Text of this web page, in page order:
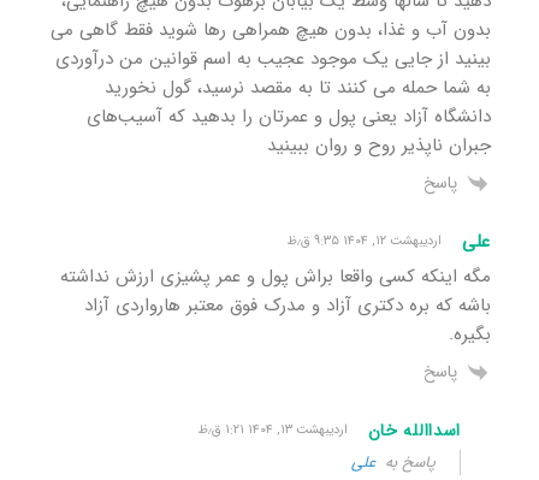
بدون آب و غذا، بدون هیچ همراهی رها شوید فقط گاهی می
بینید از جایی یک موجود عجیب به اسم قوانین من درآوردی
به شما حمله می کنند تا به مقصد نرسید، گول نخورید
دانشگاه آزاد یعنی پول و عمرتان را بدهید که آسیب‌های
جبران ناپذیر روح و روان ببینید
پاسخ
علی اردیبهشت ۱۲, ۱۴۰۴ ۹:۳۵ ق٫ظ
مگه اینکه کسی واقعا براش پول و عمر پشیزی ارزش نداشته
باشه که بره دکتری آزاد و مدرک فوق معتبر هارواردی آزاد
بگیره.
پاسخ
اسداالله خان اردیبهشت ۱۳, ۱۴۰۴ ۱:۲۱ ق٫ظ
پاسخ بهعلی